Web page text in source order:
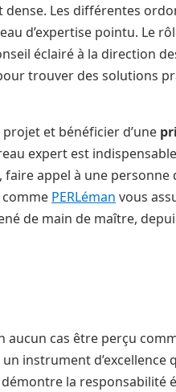
Les différentes
d’expertise pointu. Le
éclairé à la direction
trouver des solutions
et bénéficier d’une
expert est
appel à une
PERLéman vous
de main de maître,
aucun cas être perçu
instrument d’excellence
la responsabilité